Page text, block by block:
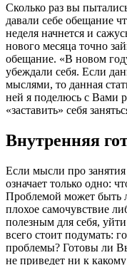
Сколько раз вы
давали себе обещание
неделя начнется и
нового месяца точно
обещание. «В новом
убеждали себя. Если
мыслями, то данная
ней я поделюсь с Вами
«заставить» себя
Внутренняя
Если мысли про
означает только одно:
Проблемой может быть
плохое самочувствие
полезным для себя,
всего стоит подумать:
проблемы? Готовы ли
не приведет ни к